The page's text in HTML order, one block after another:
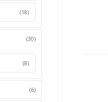
(18)
(30)
(8)
(6)